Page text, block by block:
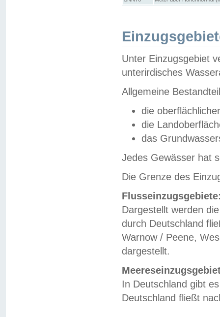
Unter Einzugsgebiet
unterirdisches
Allgemeine
die
die
das
Jedes Gewässer hat
Die Grenze des
Dargestellt werden
durch Deutschland
Warnow / Peene,
dargestellt.
In Deutschland gibt
Deutschland fließt